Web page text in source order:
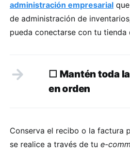
administración empresarial
de administración de
pueda conectarse con tu tienda
☐ Mantén toda
en orden
Conserva el recibo o la factura
se realice a través de tu e-